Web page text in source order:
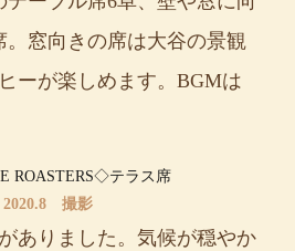
。窓向きの席は大谷の景観
ーが楽しめます。BGMは
2020.8 撮影
ありました。気候が穏やか